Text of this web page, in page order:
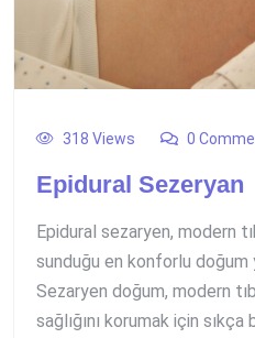
318 Views 0
Epidural Sezeryan
Epidural sezaryen, modern
sunduğu en konforlu doğum
Sezaryen doğum, modern
sağlığını korumak için